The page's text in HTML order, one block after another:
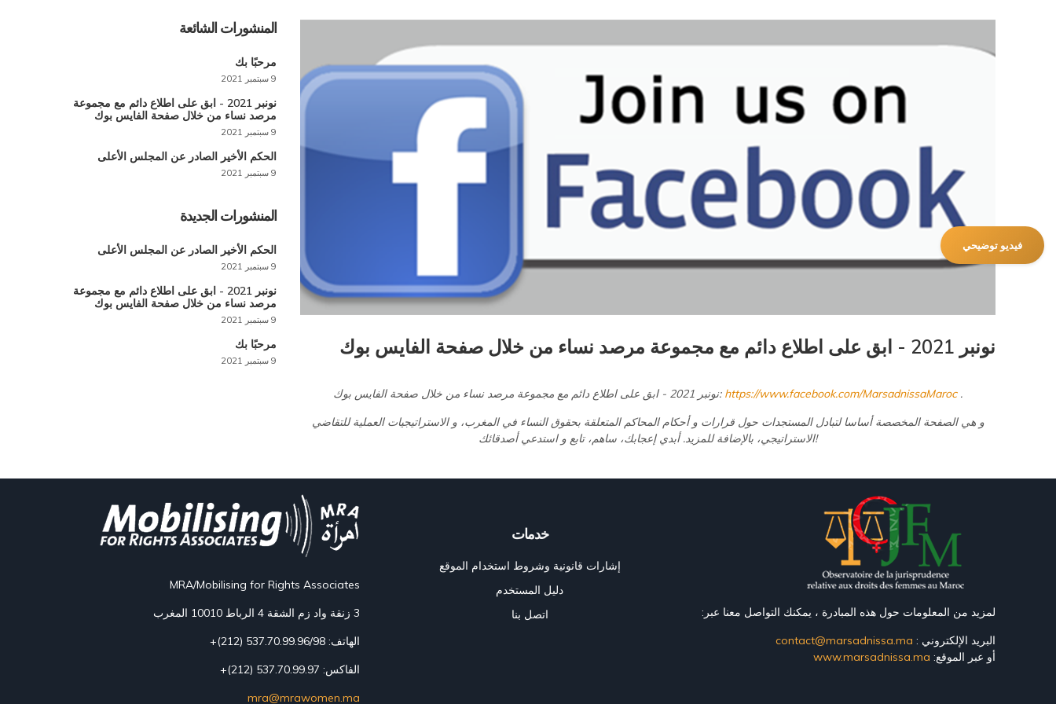
فيديو توضيحي
نونبر 2021 - ابق على اطلاع دائم مع مجموعة مرصد نساء من خلال صفحة الفايس بوك
نونبر 2021 - ابق على اطلاع دائم مع مجموعة مرصد نساء من خلال صفحة الفايس بوك: https://www.facebook.com/MarsadnissaMaroc .
و هي الصفحة المخصصة أساسا لتبادل المستجدات حول قرارات و أحكام المحاكم المتعلقة بحقوق النساء في المغرب، و الاستراتيجيات العملية للتقاضي
الاستراتيجي، بالإضافة للمزيد. أبدي إعجابك، ساهم، تابع و استدعي أصدقائك!
المنشورات الشائعة
مرحبًا بك
9 سبتمبر 2021
نونبر 2021 - ابق على اطلاع دائم مع مجموعة
مرصد نساء من خلال صفحة الفايس بوك
9 سبتمبر 2021
الحكم الأخير الصادر عن المجلس الأعلى
9 سبتمبر 2021
المنشورات الجديدة
الحكم الأخير الصادر عن المجلس الأعلى
9 سبتمبر 2021
نونبر 2021 - ابق على اطلاع دائم مع مجموعة
مرصد نساء من خلال صفحة الفايس بوك
9 سبتمبر 2021
مرحبًا بك
9 سبتمبر 2021
لمزيد من المعلومات حول هذه المبادرة ، يمكنك التواصل معنا عبر:
البريد الإلكتروني : contact@marsadnissa.ma
أو عبر الموقع: www.marsadnissa.ma
خدمات
إشارات قانونية وشروط استخدام الموقع
دليل المستخدم
اتصل بنا
MRA/Mobilising for Rights Associates
3 زنقة واد زم الشقة 4 الرباط 10010 المغرب
الهاتف: 537.70.99.96/98 (212)+
الفاكس: 537.70.99.97 (212)+
mra@mrawomen.ma